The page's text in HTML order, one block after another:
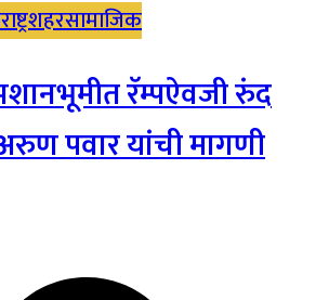
शहरसामाजिक
रॅम्पऐवजी रुंद
पवार यांची मागणी